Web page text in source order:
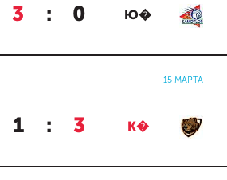
3 : 0 Ю�
15 МАРТА
1 : 3 К�